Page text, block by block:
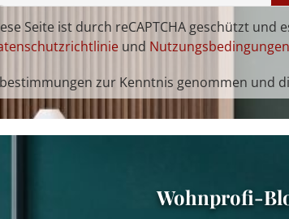
Seite ist durch reCAPTCHA geschützt und
und Nutzungsbedingungen
zur Kenntnis genommen und
Wohnprofi-